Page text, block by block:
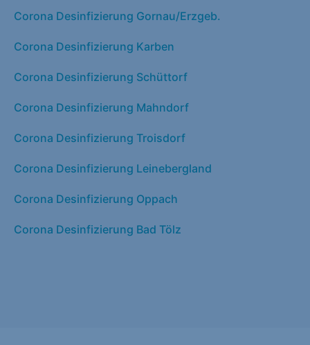
Corona Desinfizierung Gornau/Erzgeb.
Corona Desinfizierung Karben
Corona Desinfizierung Schüttorf
Corona Desinfizierung Mahndorf
Corona Desinfizierung Troisdorf
Corona Desinfizierung Leinebergland
Corona Desinfizierung Oppach
Corona Desinfizierung Bad Tölz